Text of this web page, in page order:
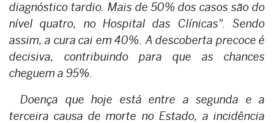
diagnóstico tardio. Mais de 50% dos casos são do
nível quatro, no Hospital das Clínicas". Sendo
assim, a cura cai em 40%. A descoberta precoce é
decisiva, contribuindo para que as chances
cheguem a 95%.
Doença que hoje está entre a segunda e a
terceira causa de morte no Estado, a incidência